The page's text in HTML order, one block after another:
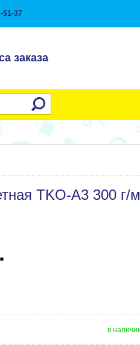
51-37
заказа
TKO-A3 300 г/
в